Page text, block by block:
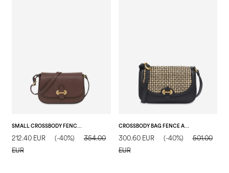
SMALL CROSSBODY FENCE BAG AUS GETROMMELTEM KALBSLEDER
212.40 EUR (-40%)
354.00
EUR
CROSSBODY BAG FENCE AUS KALBSLEDER UND BAST
300.60 EUR (-40%)
501.00
EUR